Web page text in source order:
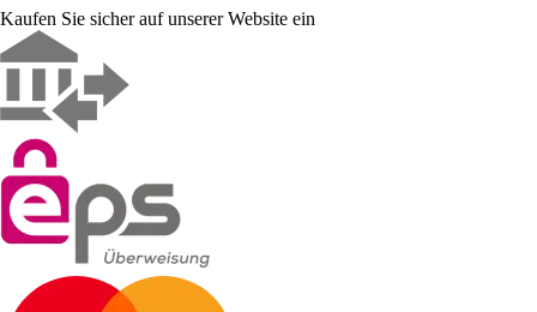
Kaufen Sie sicher auf unserer Website ein